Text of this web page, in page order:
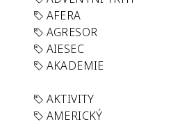
AFERA
AGRESOR
AIESEC
AKADEMIE
AKTIVITY
AMERICKÝ